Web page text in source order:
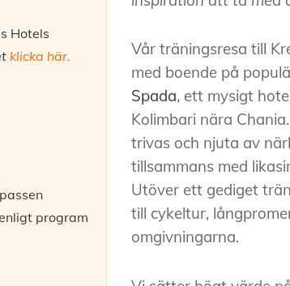
Hotels
klicka här.
program
Vår träningsresa till
med boende på
Spada, ett mysigt
Kolimbari nära
trivas och njuta av
tillsammans med
Utöver ett gediget
till cykeltur,
omgivningarna.